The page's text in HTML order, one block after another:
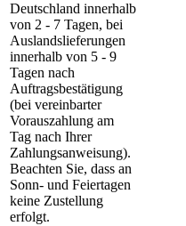
Deutschland innerhalb
von 2 - 7 Tagen, bei
Auslandslieferungen
innerhalb von 5 - 9
Tagen nach
Auftragsbestätigung
(bei vereinbarter
Vorauszahlung am
Tag nach Ihrer
Zahlungsanweisung).
Beachten Sie, dass an
Sonn- und Feiertagen
keine Zustellung
erfolgt.